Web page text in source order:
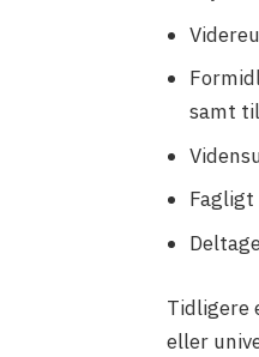
samt
Fagligt
Tidligere
eller